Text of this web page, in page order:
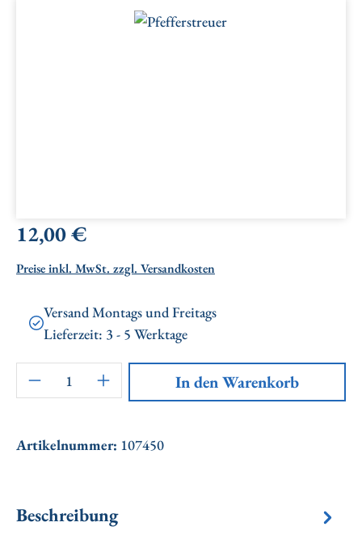
Bildergalerie überspringen
Regulärer Preis:
12,00 €
Preise inkl. MwSt. zzgl. Versandkosten
Versand Montags und Freitags
Lieferzeit: 3 - 5 Werktage
Artikel Anzahl: Gib den gewünschten
In den Warenkorb
Artikelnummer: 107450
Beschreibung